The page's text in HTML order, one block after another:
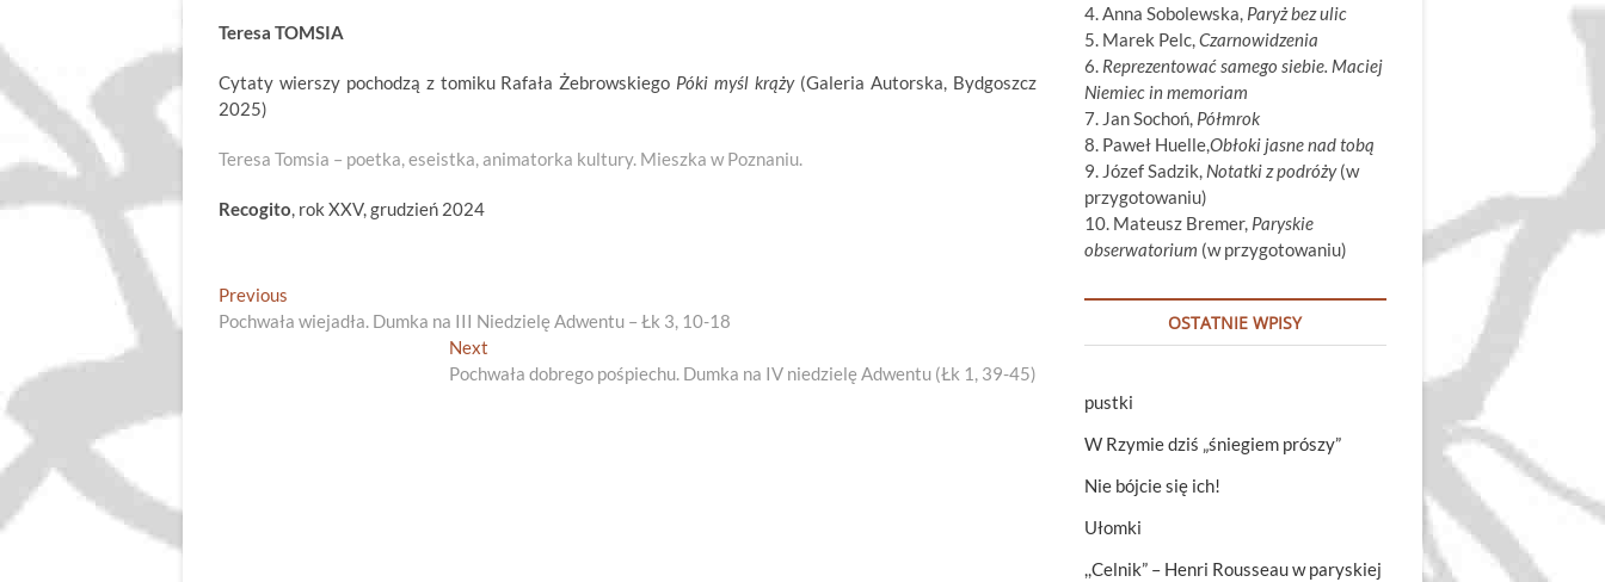
Teresa TOMSIA
Cytaty wierszy pochodzą z tomiku Rafała Żebrowskiego Póki myśl krąży (Galeria Autorska, Bydgoszcz
2025)
Teresa Tomsia – poetka, eseistka, animatorka kultury. Mieszka w Poznaniu.
Recogito, rok XXV, grudzień 2024
Nawigacja
wpisu
Previous
post:
Pochwała wiejadła. Dumka na III Niedzielę Adwentu – Łk 3, 10-18
NextNext
post:
Pochwała dobrego pośpiechu. Dumka na IV niedzielę Adwentu (Łk 1, 39-45)
4. Anna Sobolewska, Paryż bez ulic
5. Marek Pelc,Czarnowidzenia
6. Reprezentować samego siebie. Maciej
Niemiec in memoriam
7. Jan Sochoń, Półmrok
8. Paweł Huelle,Obłoki jasne nad tobą
9. Józef Sadzik, Notatki z podróży(w
przygotowaniu)
10. Mateusz Bremer, Paryskie
obserwatorium (w przygotowaniu)
OSTATNIE WPISY
pustki
W Rzymie dziś „śniegiem prószy”
Nie bójcie się ich!
Ułomki
,,Celnik” – Henri Rousseau w paryskiej